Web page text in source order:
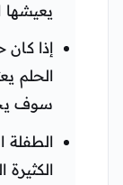
يعيشها
إذا كان
الحلم
سوف
الطفلة